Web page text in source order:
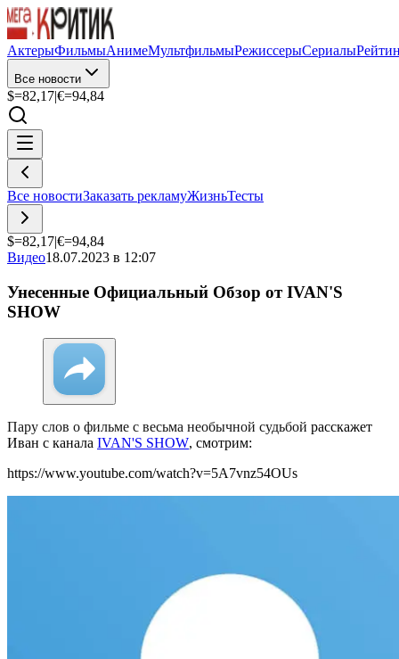
АктерыФильмыАнимеМультфильмыРежиссерыСериалы
Все новости
$=82,17|€=94,84
Все новостиЗаказать рекламуЖизньТесты
$=82,17|€=94,84
Видео18.07.2023 в 12:07
Унесенные Официальный Обзор от IVAN'S
SHOW
Пару слов о фильме с весьма необычной судьбой расскажет
Иван с канала IVAN'S SHOW, смотрим:
https://www.youtube.com/watch?v=5A7vnz54OUs